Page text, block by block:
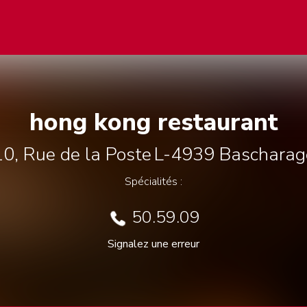
hong kong restaurant
Rue de la PosteL-4939
Spécialités :
50.59.09
Signalez une erreur